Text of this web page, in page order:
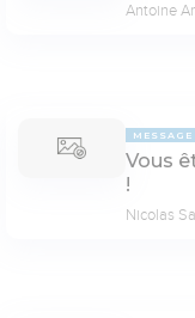
Antoine
MESSAGE
Vous
!
Nicolas